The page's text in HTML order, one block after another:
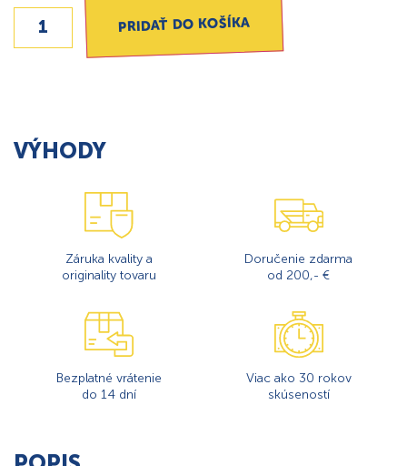
PRIDAŤ DO KOŠÍKA
VÝHODY
Záruka kvality a
originality tovaru
Doručenie zdarma
od 200,- €
Bezplatné vrátenie
do 14 dní
Viac ako 30 rokov
skúseností